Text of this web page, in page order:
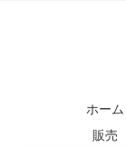
ホーム
販売